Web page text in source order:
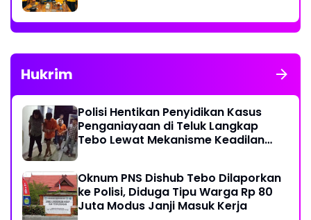
Hukrim
Polisi Hentikan Penyidikan Kasus
Penganiayaan di Teluk Langkap
Tebo Lewat Mekanisme Keadilan
Oknum PNS Dishub Tebo Dilaporkan
ke Polisi, Diduga Tipu Warga Rp 80
Juta Modus Janji Masuk Kerja